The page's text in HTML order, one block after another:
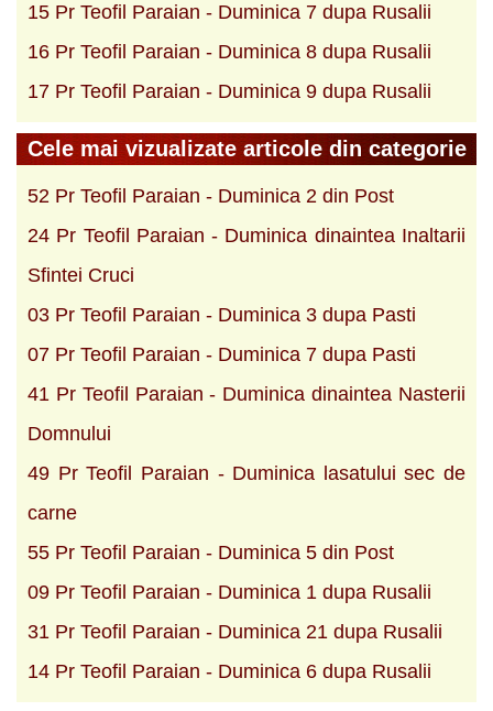
15 Pr Teofil Paraian - Duminica 7 dupa Rusalii
16 Pr Teofil Paraian - Duminica 8 dupa Rusalii
17 Pr Teofil Paraian - Duminica 9 dupa Rusalii
Cele mai vizualizate articole din categorie
52 Pr Teofil Paraian - Duminica 2 din Post
24 Pr Teofil Paraian - Duminica dinaintea Inaltarii
Sfintei Cruci
03 Pr Teofil Paraian - Duminica 3 dupa Pasti
07 Pr Teofil Paraian - Duminica 7 dupa Pasti
41 Pr Teofil Paraian - Duminica dinaintea Nasterii
Domnului
49 Pr Teofil Paraian - Duminica lasatului sec de
carne
55 Pr Teofil Paraian - Duminica 5 din Post
09 Pr Teofil Paraian - Duminica 1 dupa Rusalii
31 Pr Teofil Paraian - Duminica 21 dupa Rusalii
14 Pr Teofil Paraian - Duminica 6 dupa Rusalii